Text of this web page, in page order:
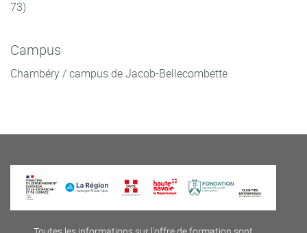
73)
Campus
Chambéry / campus de Jacob-Bellecombette